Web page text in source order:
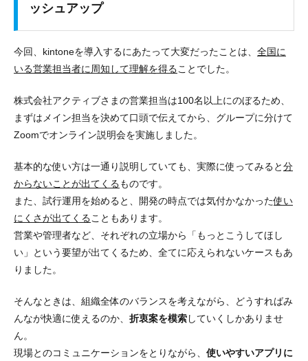
ッシュアップ
今回、kintoneを導入するにあたって大変だったことは、 全国に
いる営業担当者に周知して理解を得ることでした。
株式会社アクティブさまの営業担当は100名以上にのぼるため、
まずはメイン担当を決めて口頭で伝えてから、グループに分けて
Zoomでオンライン説明会を実施しました。
基本的な使い方は一通り説明していても、実際に使ってみると分
からないことが出てくるものです。
また、試行運用を始めると、開発の時点では気付かなかった使い
にくさが出てくることもあります。
営業や管理者など、それぞれの立場から「もっとこうしてほし
い」という要望が出てくるため、 全てに応えられないケースもあ
りました。
そんなときは、組織全体のバランスを考えながら、どうすればみ
んなが快適に使えるのか、 折衷案を模索していくしかありませ
ん。
現場とのコミュニケーションをとりながら、 使いやすいアプリに